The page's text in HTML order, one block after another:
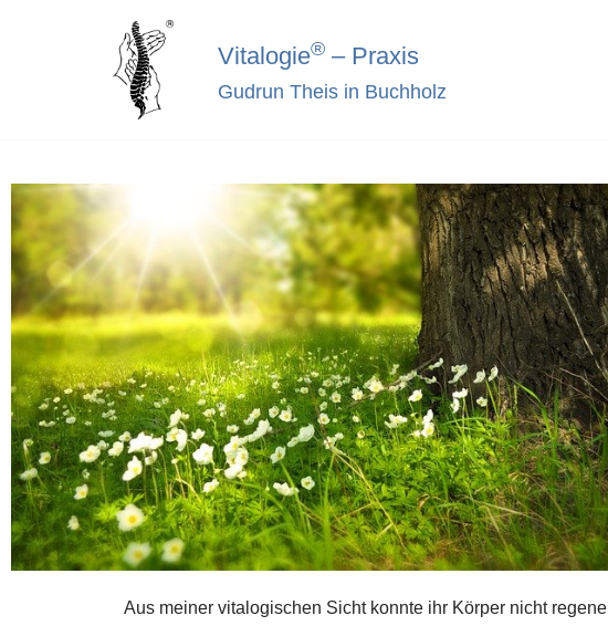
Vitalogie® – Praxis
Gudrun Theis in Buchholz
Aus meiner vitalogischen Sicht konnte ihr Körper nicht